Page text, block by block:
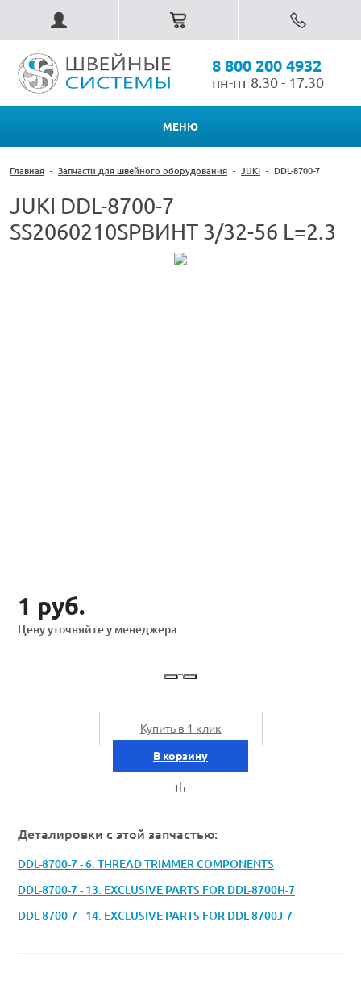
8 800 200 4932
пн-пт 8.30 - 17.30
МЕНЮ
Главная - Запчасти для швейного оборудования - JUKI - DDL-8700-7
JUKI DDL-8700-7
SS2060210SPВИНТ 3/32-56 L=2.3
1 руб.
Цену уточняйте у менеджера
Купить в 1 клик
В корзину
Деталировки с этой запчастью:
DDL-8700-7 - 6. THREAD TRIMMER COMPONENTS
DDL-8700-7 - 13. EXCLUSIVE PARTS FOR DDL-8700H-7
DDL-8700-7 - 14. EXCLUSIVE PARTS FOR DDL-8700J-7